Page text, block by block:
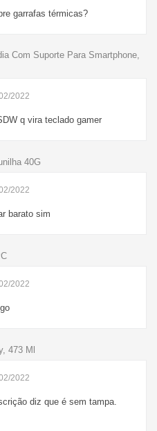
garrafas térmicas?
Com Suporte Para Smartphone,
2022
q vira teclado gamer
40G
2022
barato sim
2022
473 Ml
2022
diz que é sem tampa.